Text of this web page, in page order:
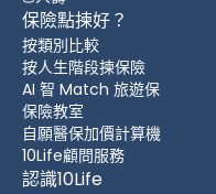
保險點揀好？
按類別比較
按人生階段揀保險
AI 智 Match 旅遊保
保險教室
自願醫保加價計算機
10Life顧問服務
認識10Life